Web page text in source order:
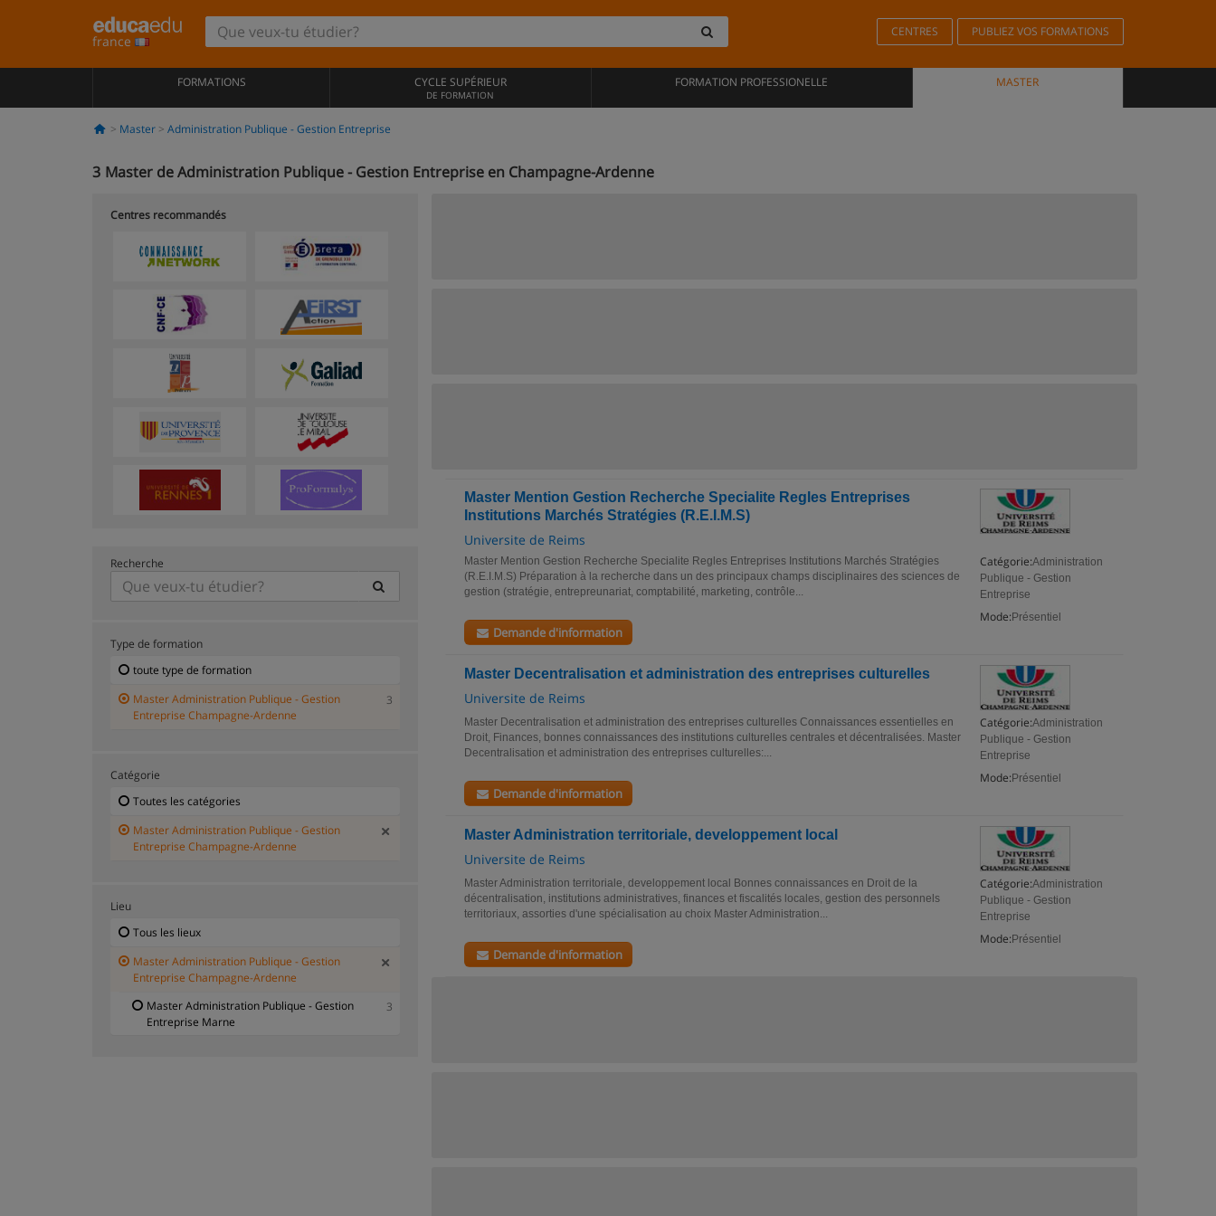
france
CENTRES PUBLIEZ VOS FORMATIONS
FORMATIONS CYCLE SUPÉRIEUR
DE FORMATION
FORMATION PROFESSIONELLE MASTER
Master Administration Publique - Gestion Entreprise
3 Master de Administration Publique - Gestion Entreprise en Champagne-Ardenne
Master Mention Gestion Recherche Specialite Regles Entreprises
Institutions Marchés Stratégies (R.E.I.M.S)
Universite de Reims
Catégorie:Administration
Publique - Gestion
Entreprise
Mode: Présentiel
Master Mention Gestion Recherche Specialite Regles Entreprises Institutions Marchés Stratégies
(R.E.I.M.S) Préparation à la recherche dans un des principaux champs disciplinaires des sciences de
gestion (stratégie, entrepreunariat, comptabilité, marketing, contrôle...
Demande d'information
Master Decentralisation et administration des entreprises culturelles
Universite de Reims
Catégorie:Administration
Publique - Gestion
Entreprise
Mode: Présentiel
Master Decentralisation et administration des entreprises culturelles Connaissances essentielles en
Droit, Finances, bonnes connaissances des institutions culturelles centrales et décentralisées. Master
Decentralisation et administration des entreprises culturelles:...
Demande d'information
Master Administration territoriale, developpement local
Universite de Reims
Catégorie:Administration
Publique - Gestion
Entreprise
Mode: Présentiel
Master Administration territoriale, developpement local Bonnes connaissances en Droit de la
décentralisation, institutions administratives, finances et fiscalités locales, gestion des personnels
territoriaux, assorties d'une spécialisation au choix Master Administration...
Demande d'information
Centres recommandés
Recherche
Type de formation
toute type de formation
Master Administration Publique - Gestion
Entreprise Champagne-Ardenne
3
Catégorie
Toutes les catégories
Master Administration Publique - Gestion
Entreprise Champagne-Ardenne
Lieu
Tous les lieux
Master Administration Publique - Gestion
Entreprise Champagne-Ardenne
Master Administration Publique - Gestion
Entreprise Marne
3